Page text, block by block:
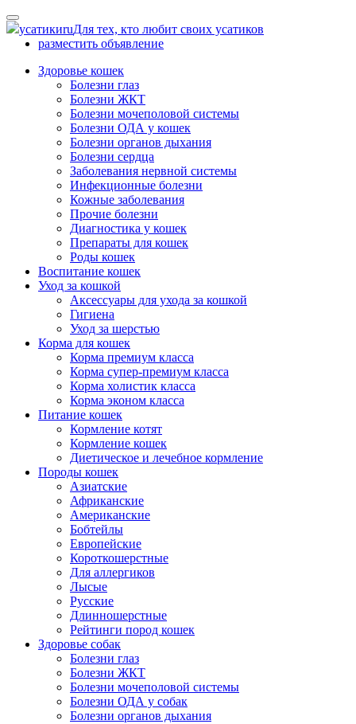
Skip
to
content
усатикиruДля тех, кто любит своих усатиков
разместить объявление
Здоровье кошек
Болезни глаз
Болезни ЖКТ
Болезни мочеполовой системы
Болезни ОДА у кошек
Болезни органов дыхания
Болезни сердца
Заболевания нервной системы
Инфекционные болезни
Кожные заболевания
Прочие болезни
Диагностика у кошек
Препараты для кошек
Роды кошек
Воспитание кошек
Уход за кошкой
Аксессуары для ухода за кошкой
Гигиена
Уход за шерстью
Корма для кошек
Корма премиум класса
Корма супер-премиум класса
Корма холистик класса
Корма эконом класса
Питание кошек
Кормление котят
Кормление кошек
Диетическое и лечебное кормление
Породы кошек
Азиатские
Африканские
Американские
Бобтейлы
Европейские
Короткошерстные
Для аллергиков
Лысые
Русские
Длинношерстные
Рейтинги пород кошек
Здоровье собак
Болезни глаз
Болезни ЖКТ
Болезни мочеполовой системы
Болезни ОДА у собак
Болезни органов дыхания